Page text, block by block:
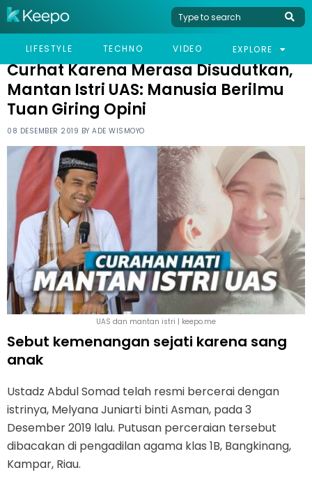
LIFESTYLE TECHNO VIDEO EXPLORE
HOME CELEB
CURHAT KARENA MERASA DISUDUTKAN, MANTAN ISTRI UAS:
Curhat Karena Merasa Disudutkan,
Mantan Istri UAS: Manusia Berilmu
Tuan Giring Opini
08 DESEMBER 2019 BY ADE WISMOYO
UAS dan mantan istri | keepo.me
Sebut kemenangan sejati karena sang
anak
Ustadz Abdul Somad telah resmi bercerai dengan
istrinya, Melyana Juniarti binti Asman, pada 3
Desember 2019 lalu. Putusan perceraian tersebut
dibacakan di pengadilan agama klas 1B, Bangkinang,
Kampar, Riau.